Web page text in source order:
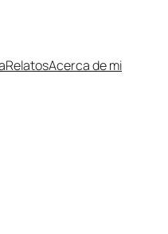
RelatosAcerca de mi